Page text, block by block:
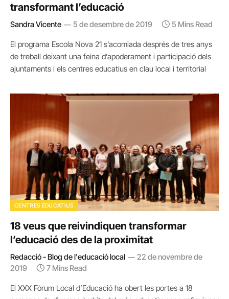
transformant l’educació
Sandra Vicente 5 de desembre de 2019 5 Mins Read
El programa Escola Nova 21 s’acomiada després de tres anys
de treball deixant una feina d’apoderament i participació dels
ajuntaments i els centres educatius en clau local i territorial
CENTRES EDUCATIUS
18 veus que reivindiquen transformar
l’educació des de la proximitat
Redacció - Blog de l'educació local
22 de novembre de
2019
7 Mins Read
El XXX Fòrum Local d’Educació ha obert les portes a 18